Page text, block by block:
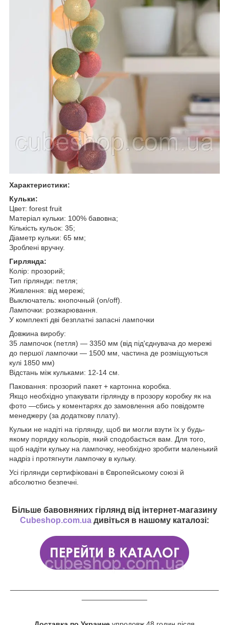
Характеристики:
Кульки:
Цвет: forest fruit
Матеріал кульки: 100% бавовна;
Кількість кульок: 35;
Діаметр кульки: 65 мм;
Зроблені вручну.
Гирлянда:
Колір: прозорий;
Тип гірлянди: петля;
Живлення: від мережі;
Выключатель: кнопочный (on/off).
Лампочки: розжарювання.
У комплекті дві безплатні запасні лампочки
Довжина виробу:
35 лампочок (петля) — 3350 мм (від під'єднувача до мережі
до першої лампочки — 1500 мм, частина де розміщуються
кулі 1850 мм)
Відстань між кульками: 12-14 см.
Паковання: прозорий пакет + картонна коробка.
Якщо необхідно упакувати гірлянду в прозору коробку як на
фото —сбись у коментарях до замовлення або повідомте
менеджеру (за додаткову плату).
Кульки не надіті на гірлянду, щоб ви могли взути їх у будь-
якому порядку кольорів, який сподобається вам. Для того,
щоб надіти кульку на лампочку, необхідно зробити маленький
надріз і протягнути лампочку в кульку.
Усі гірлянди сертифіковані в Європейському союзі й
абсолютно безпечні.
Більше бавовняних гірлянд від інтернет-магазину
Cubeshop.com.ua дивіться в нашому каталозі: